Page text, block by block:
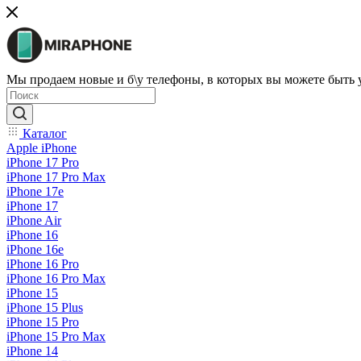
Мы продаем новые и б\у телефоны, в которых вы можете быть
Каталог
Apple iPhone
iPhone 17 Pro
iPhone 17 Pro Max
iPhone 17e
iPhone 17
iPhone Air
iPhone 16
iPhone 16e
iPhone 16 Pro
iPhone 16 Pro Max
iPhone 15
iPhone 15 Plus
iPhone 15 Pro
iPhone 15 Pro Max
iPhone 14